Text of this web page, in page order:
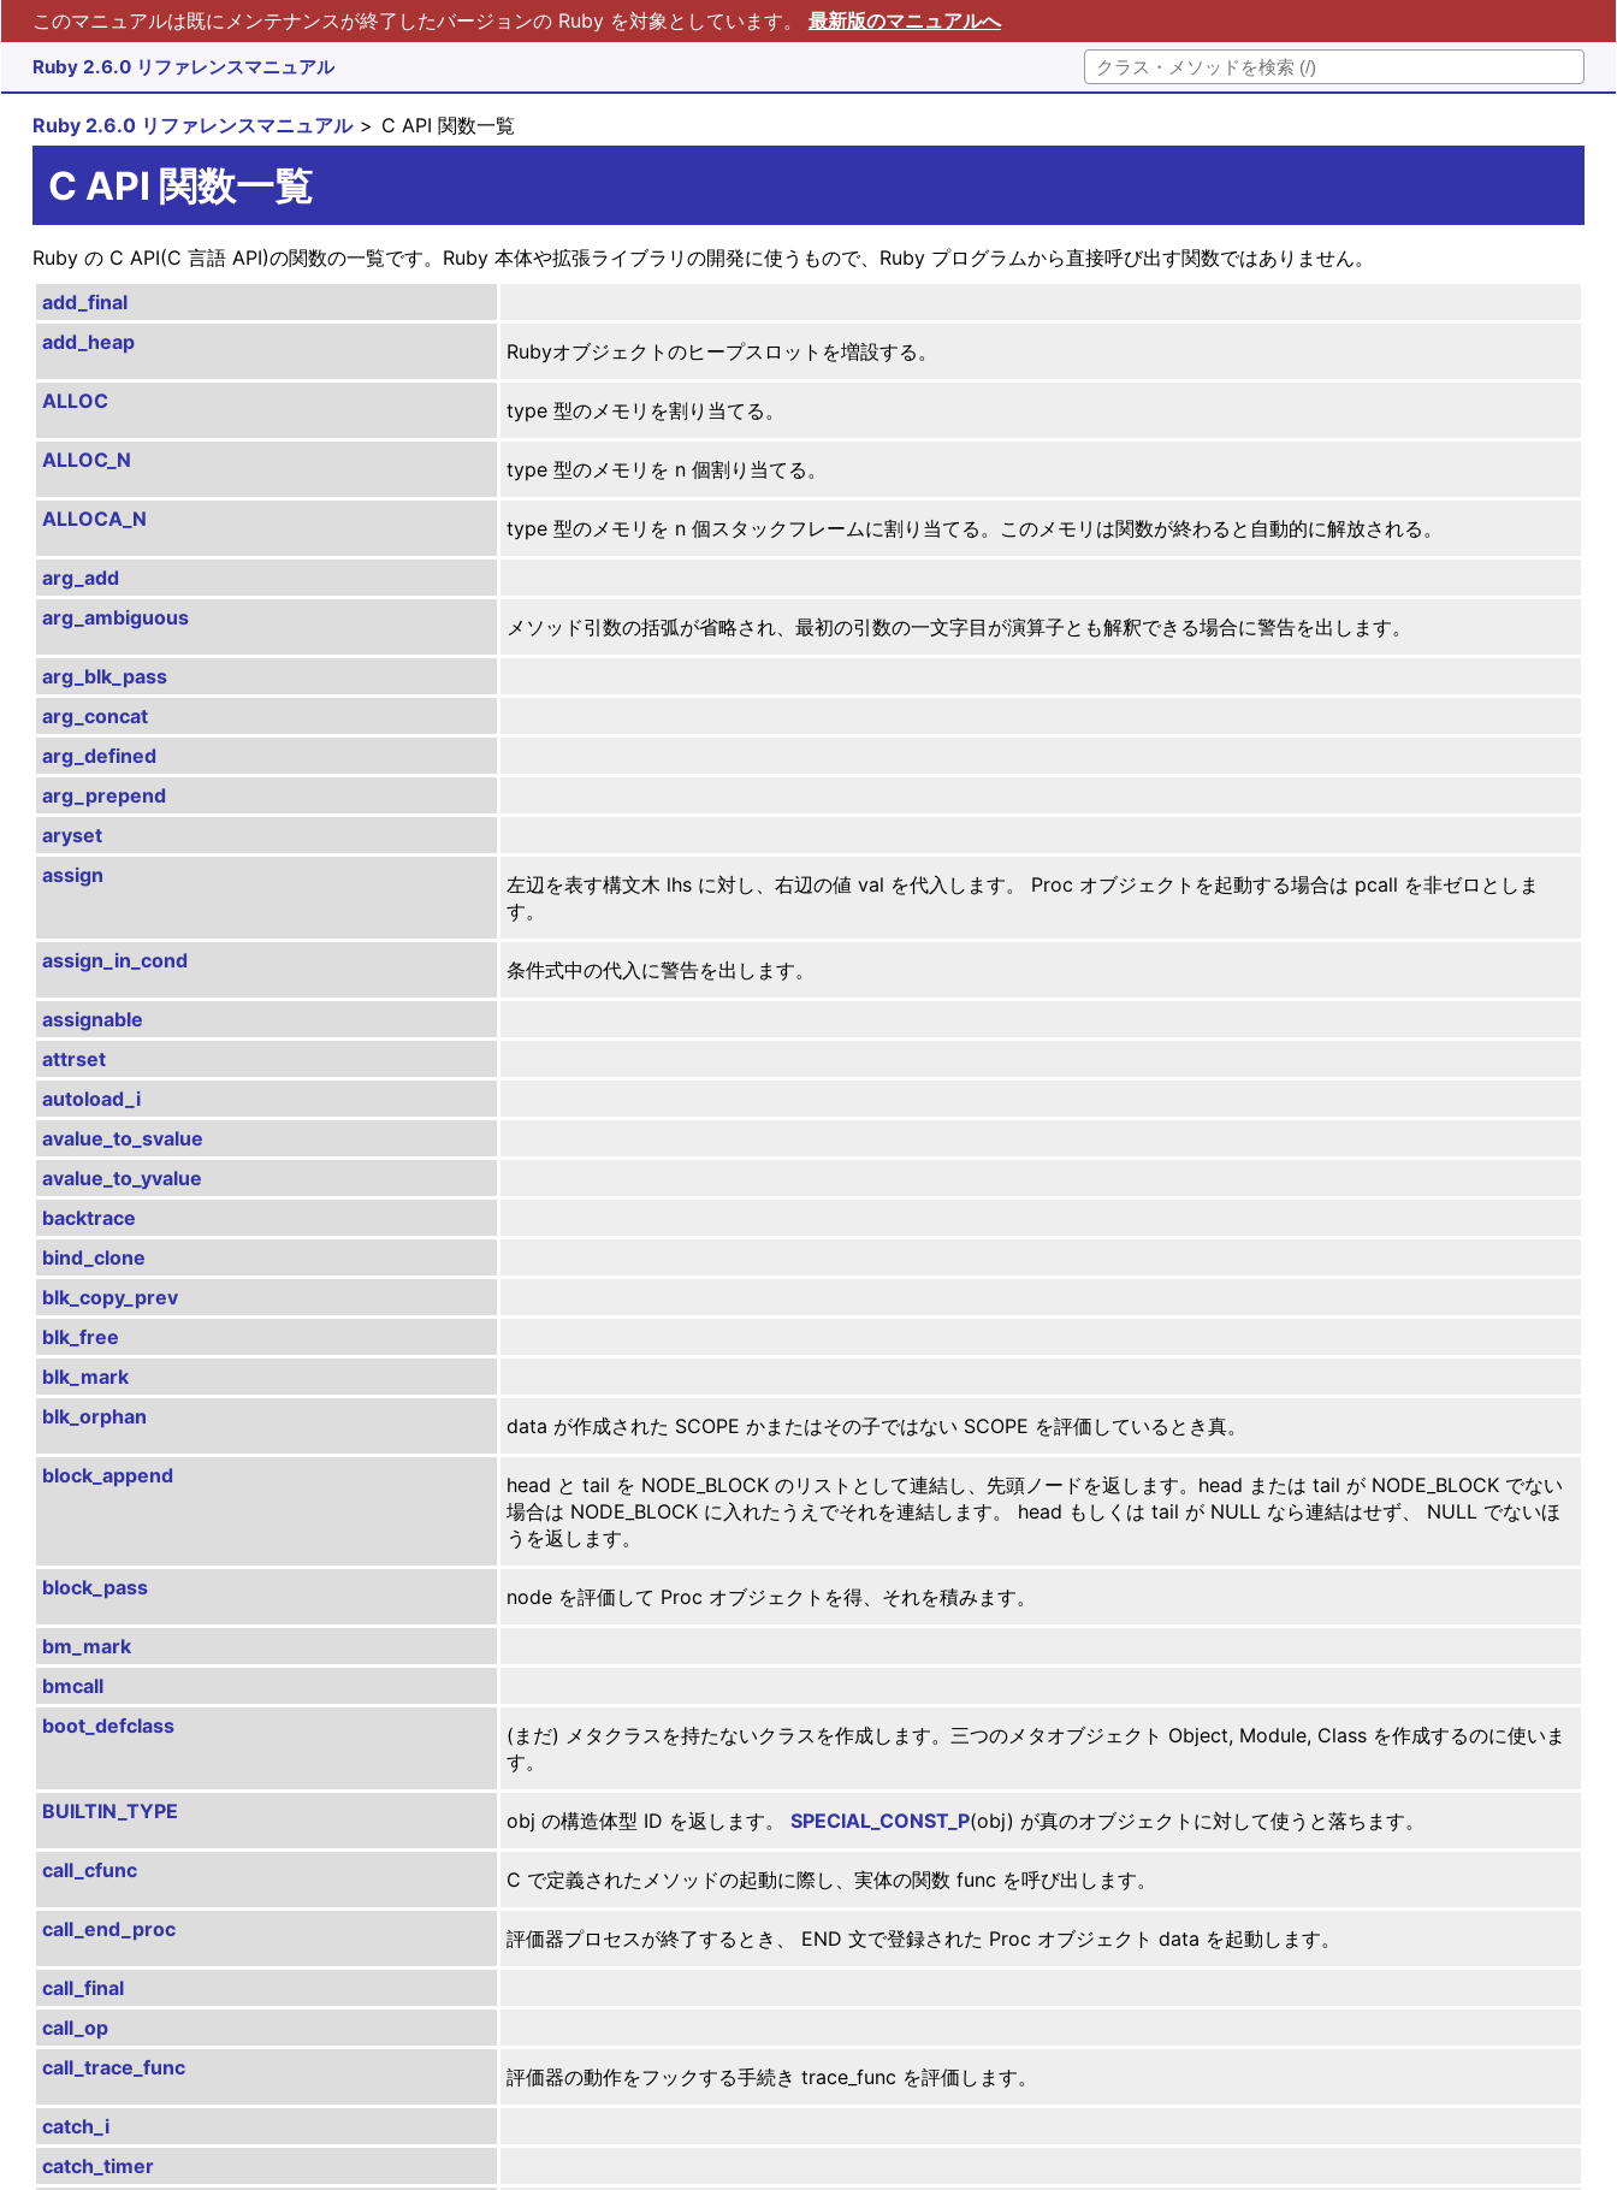
このマニュアルは既にメンテナンスが終了したバージョンの Ruby を対象としています。 最新版のマニュアルへ
Ruby 2.6.0 リファレンスマニュアル
Ruby 2.6.0 リファレンスマニュアル C API 関数一覧
C API 関数一覧
Ruby の C API(C 言語 API)の関数の一覧です。Ruby 本体や拡張ライブラリの開発に使うもので、Ruby プログラムから直接呼び出す関数ではありません。
add_final
add_heap
Rubyオブジェクトのヒープスロットを増設する。
ALLOC type 型のメモリを割り当てる。
ALLOC_N type 型のメモリを n 個割り当てる。
ALLOCA_N type 型のメモリを n 個スタックフレームに割り当てる。このメモリは関数が終わると自動的に解放される。
arg_add
arg_ambiguous
メソッド引数の括弧が省略され、最初の引数の一文字目が演算子とも解釈できる場合に警告を出します。
arg_blk_pass
arg_concat
arg_defined
arg_prepend
aryset
assign
左辺を表す構文木 lhs に対し、右辺の値 val を代入します。 Proc オブジェクトを起動する場合は pcall を非ゼロとしま
す。
assign_in_cond 条件式中の代入に警告を出します。
assignable
attrset
autoload_i
avalue_to_svalue
avalue_to_yvalue
backtrace
bind_clone
blk_copy_prev
blk_free
blk_mark
blk_orphan
data が作成された SCOPE かまたはその子ではない SCOPE を評価しているとき真。
block_append
head と tail を NODE_BLOCK のリストとして連結し、先頭ノードを返します。head または tail が NODE_BLOCK でない
場合は NODE_BLOCK に入れたうえでそれを連結します。 head もしくは tail が NULL なら連結はせず、 NULL でないほ
うを返します。
block_pass node を評価して Proc オブジェクトを得、それを積みます。
bm_mark
bmcall
boot_defclass
(まだ) メタクラスを持たないクラスを作成します。三つのメタオブジェクト Object, Module, Class を作成するのに使いま
す。
BUILTIN_TYPE obj の構造体型 ID を返します。 SPECIAL_CONST_P(obj) が真のオブジェクトに対して使うと落ちます。
call_cfunc C で定義されたメソッドの起動に際し、実体の関数 func を呼び出します。
call_end_proc 評価器プロセスが終了するとき、 END 文で登録された Proc オブジェクト data を起動します。
call_final
call_op
call_trace_func
評価器の動作をフックする手続き trace_func を評価します。
catch_i
catch_timer